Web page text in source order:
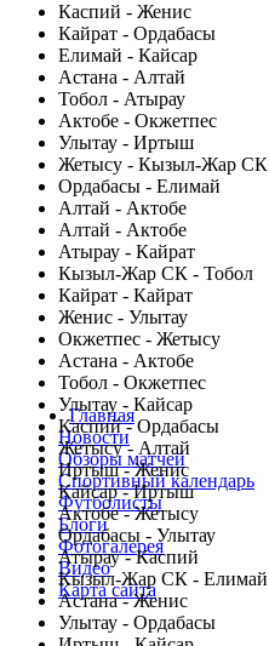
Каспий - Женис
Кайрат - Ордабасы
Елимай - Кайсар
Астана - Алтай
Тобол - Атырау
Актобе - Окжетпес
Улытау - Иртыш
Жетысу - Кызыл-Жар СК
Ордабасы - Елимай
Алтай - Актобе
Алтай - Актобе
Атырау - Кайрат
Кызыл-Жар СК - Тобол
Кайрат - Кайрат
Женис - Улытау
Окжетпес - Жетысу
Астана - Актобе
Тобол - Окжетпес
Улытау - Кайсар
Каспий - Ордабасы
Жетысу - Алтай
Иртыш - Женис
Кайсар - Иртыш
Актобе - Жетысу
Ордабасы - Улытау
Атырау - Каспий
Кызыл-Жар СК - Елимай
Астана - Женис
Улытау - Ордабасы
Главная
Новости
Обзоры матчей
Спортивный календарь
Футболисты
Блоги
Фотогалерея
Видео
Карта сайта